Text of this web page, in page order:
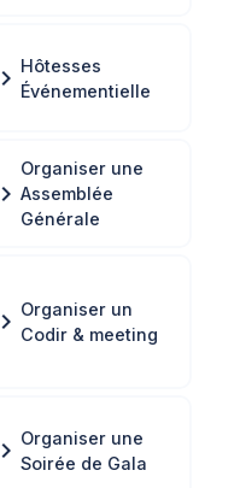
chevron_right Hôtesses
Événementielle
chevron_right
Organiser une
Assemblée
Générale
chevron_right Organiser un
Codir & meeting
chevron_right Organiser une
Soirée de Gala